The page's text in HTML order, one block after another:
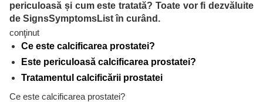
periculoasă și cum este tratată? Toate vor fi dezvăluite
de SignsSymptomsList în curând.
conţinut
Ce este calcificarea prostatei?
Este periculoasă calcificarea prostatei?
Tratamentul calcificării prostatei
Ce este calcificarea prostatei?